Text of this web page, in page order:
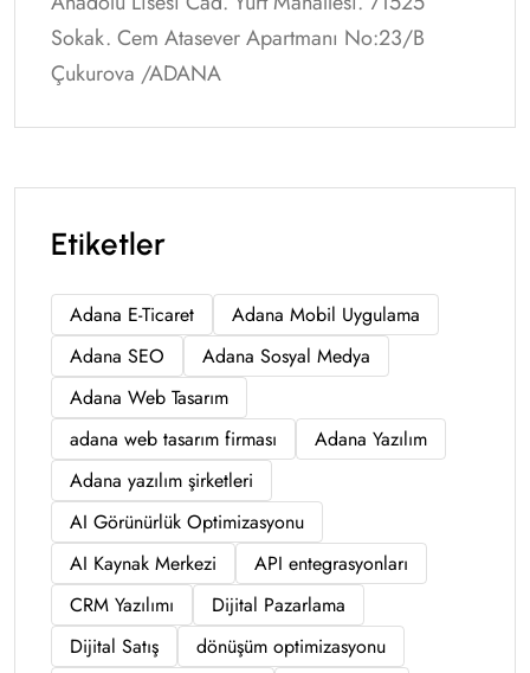
Sokak. Cem Atasever Apartmanı No:23/B
Çukurova /ADANA
Etiketler
Adana E-Ticaret
Adana Mobil Uygulama
Adana SEO
Adana Sosyal Medya
Adana Web Tasarım
adana web tasarım firması
Adana Yazılım
Adana yazılım şirketleri
AI Görünürlük Optimizasyonu
AI Kaynak Merkezi
API entegrasyonları
CRM Yazılımı
Dijital Pazarlama
Dijital Satış
dönüşüm optimizasyonu